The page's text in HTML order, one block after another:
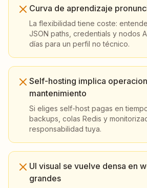
Curva de aprendizaje
La flexibilidad tiene coste:
JSON paths, credentials y nodos
días para un perfil no técnico.
Self-hosting implica
mantenimiento
Si eliges self-host pagas en
backups, colas Redis y
responsabilidad tuya.
UI visual se vuelve densa en
grandes